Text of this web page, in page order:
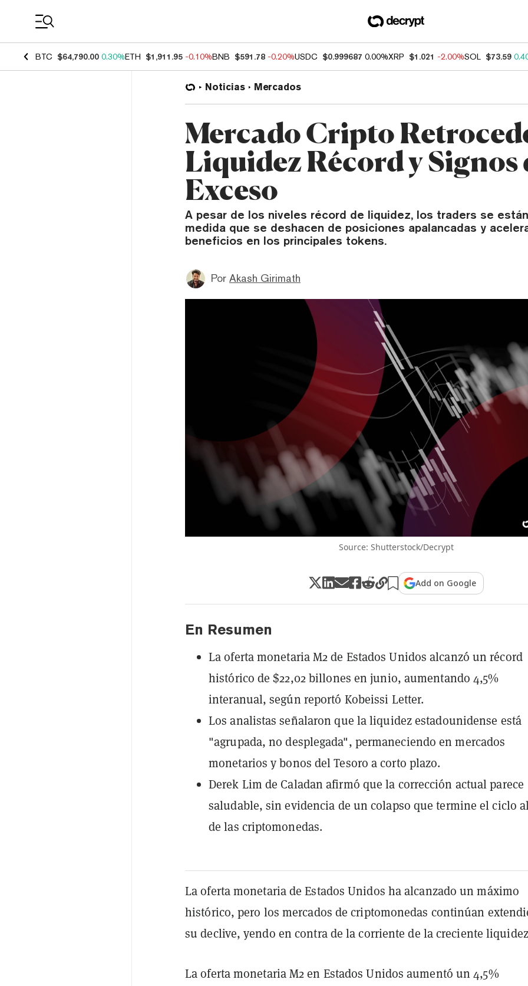
BTC $64,790.00 0.30%ETH $1,911.95 -0.10%BNB $591.78 -0.20%USDC $0.999687 0.00%XRP $1.021 -2.00%SOL $73.59
Noticias Mercados
Mercado Cripto
Liquidez Récord y Signos
Exceso
A pesar de los niveles récord de liquidez, los traders se
medida que se deshacen de posiciones apalancadas y
beneficios en los principales tokens.
Por Akash Girimath
Source: Shutterstock/Decrypt
Add on Google
En Resumen
La oferta monetaria M2 de Estados Unidos alcanzó un récord
histórico de $22,02 billones en junio, aumentando 4,5%
interanual, según reportó Kobeissi Letter.
Los analistas señalaron que la liquidez estadounidense está
"agrupada, no desplegada", permaneciendo en mercados
monetarios y bonos del Tesoro a corto plazo.
Derek Lim de Caladan afirmó que la corrección actual parece
saludable, sin evidencia de un colapso que termine el ciclo
de las criptomonedas.
La oferta monetaria de Estados Unidos ha alcanzado un máximo
histórico, pero los mercados de criptomonedas continúan
su declive, yendo en contra de la corriente de la creciente
La oferta monetaria M2 en Estados Unidos aumentó un 4,5%